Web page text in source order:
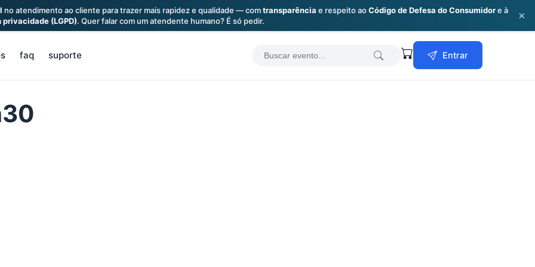
no atendimento ao cliente para trazer mais rapidez e qualidade — comtransparência e respeito aoCódigo de Defesa do Consumidore à
privacidade (LGPD). Quer falar com um atendente humano? É só pedir. ×
faq suporte
Search
Entrar